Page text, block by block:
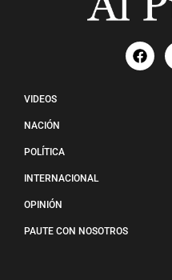
VIDEOS
NACIÓN
POLÍTICA
INTERNACIONAL
OPINIÓN
PAUTE CON NOSOTROS